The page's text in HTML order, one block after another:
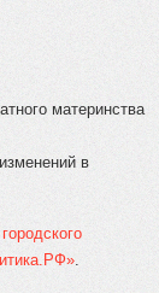
материнства
в